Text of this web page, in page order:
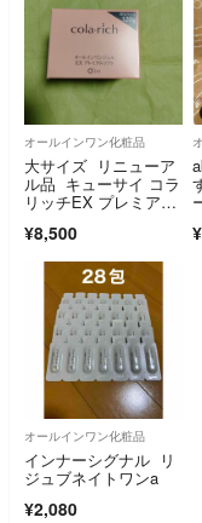
オールインワン化粧品
大サイズ リニューア
ル品 キューサイ コラ
リッチEX プレミアム
¥8,500
オールインワン化粧品
インナーシグナル リ
ジュブネイトワンa
¥2,080